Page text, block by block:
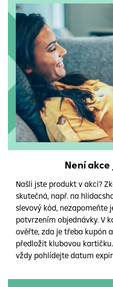
Není
Našli jste produkt v akci?
skutečná, např. na
slevový kód, nezapomeňte
potvrzením objednávky. V
ověřte, zda je třeba kupón
předložit klubovou
vždy pohlídejte datum